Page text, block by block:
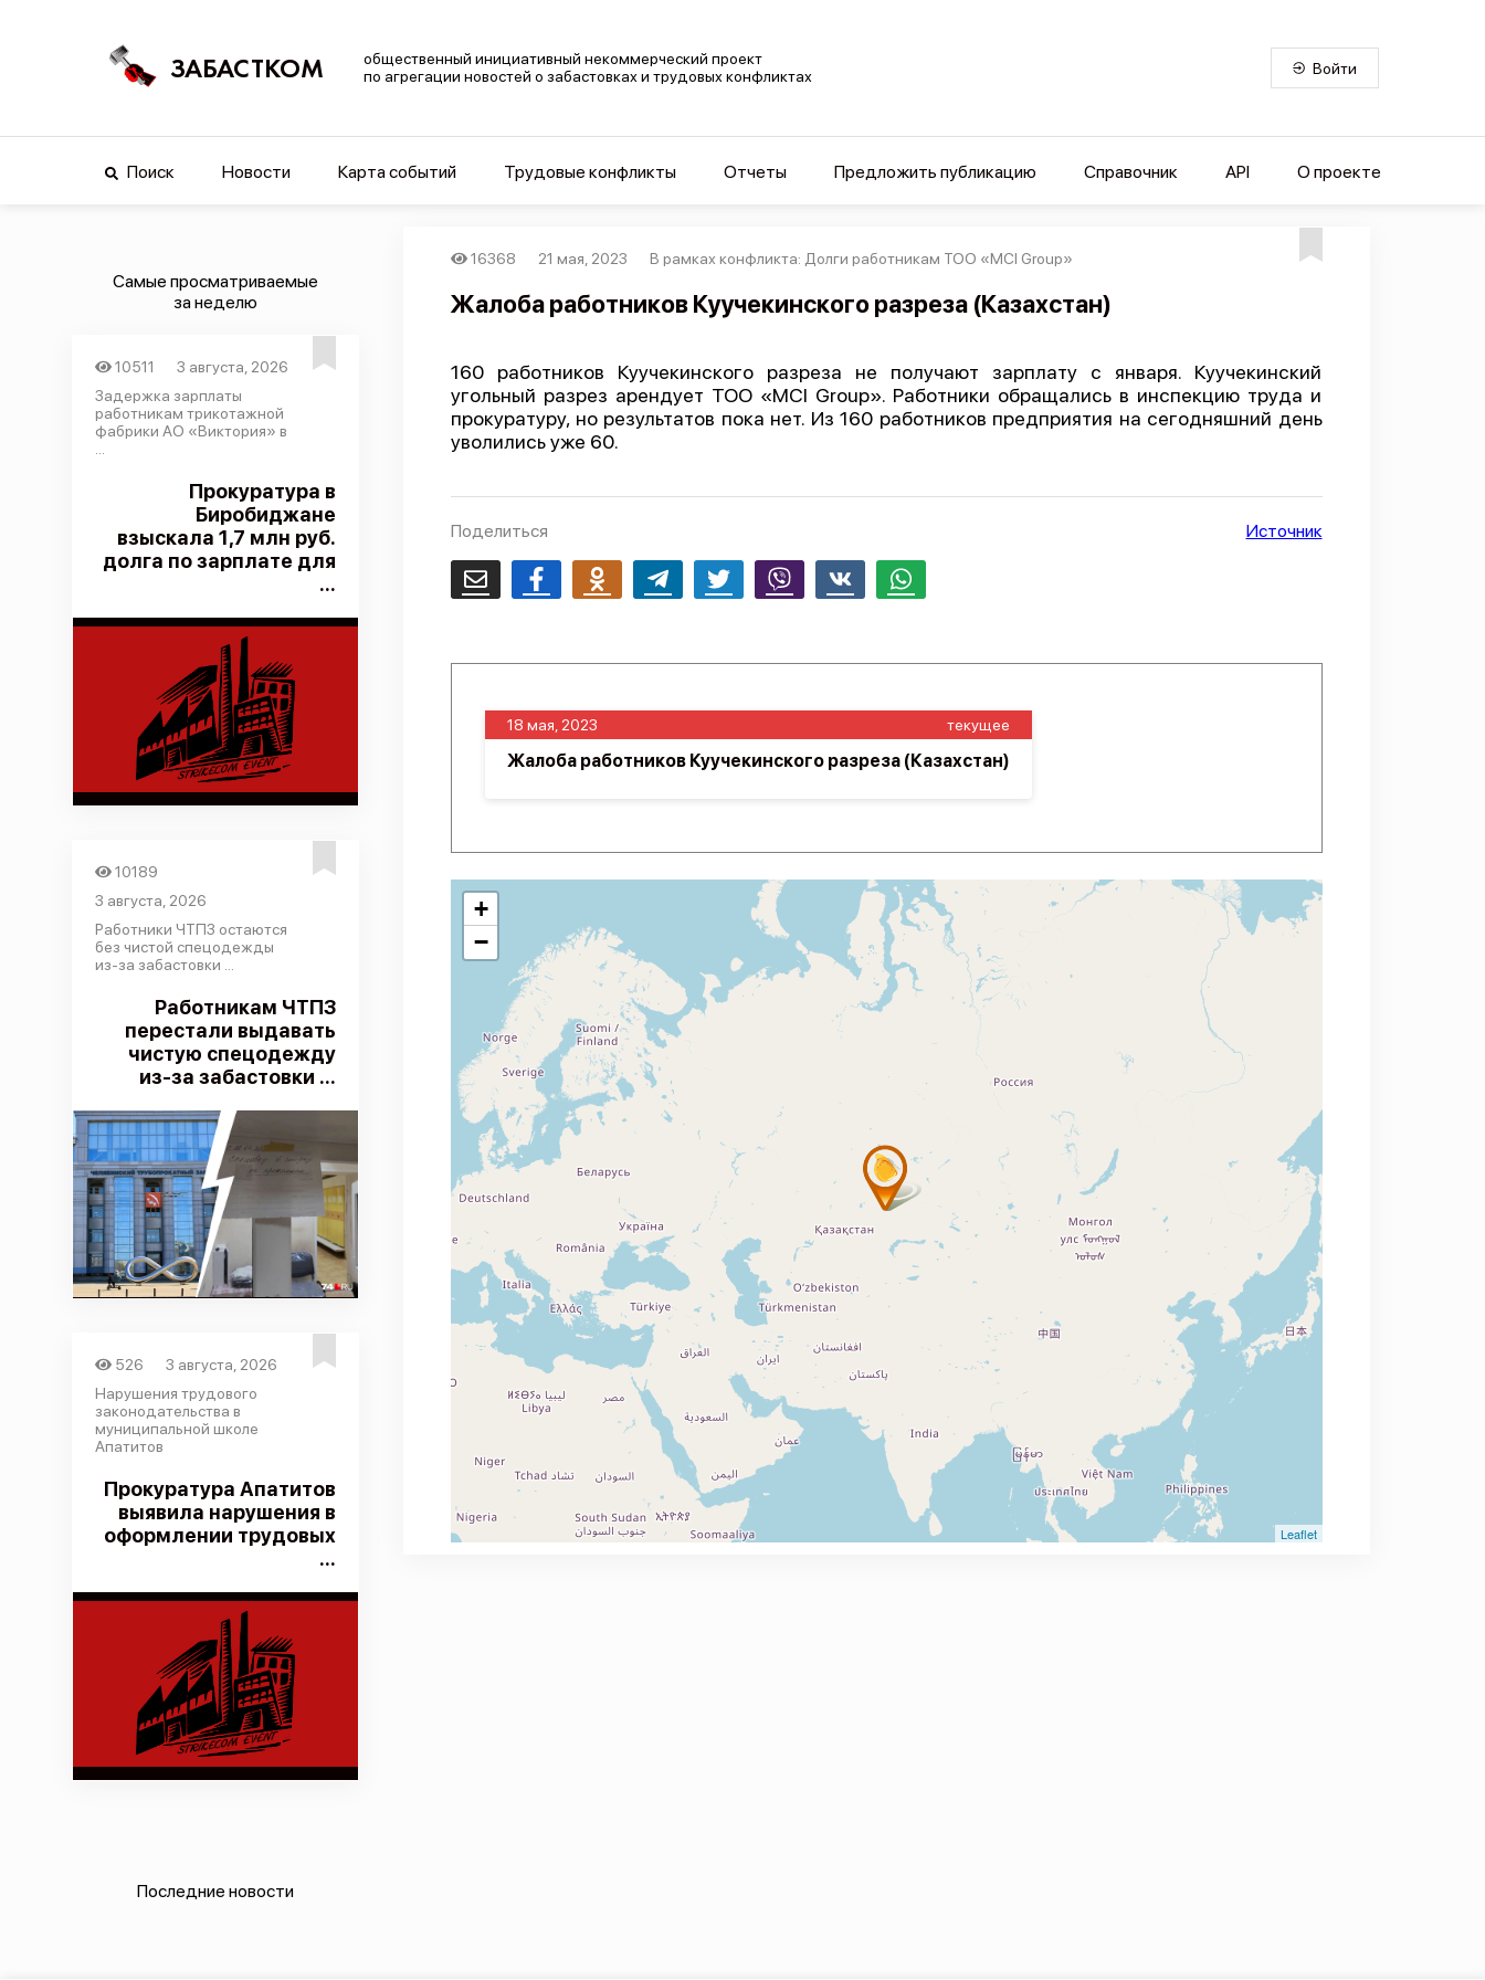
ЗАБАСТКОМ
общественный инициативный некоммерческий проект
по агрегации новостей о забастовках и трудовых конфликтах
Войти
Поиск Новости Карта событий Трудовые конфликты Отчеты Предложить публикацию Справочник API О проекте
Самые просматриваемые
за неделю
10511
3 августа, 2026
Задержка зарплаты
работникам трикотажной
фабрики АО «Виктория» в
Прокуратура в
Биробиджане
взыскала 1,7 млн руб.
долга по зарплате для
...
10189
3 августа, 2026
Работники ЧТПЗ остаются
без чистой спецодежды
из-за забастовки ...
Работникам ЧТПЗ
перестали выдавать
чистую спецодежду
из-за забастовки ...
526
3 августа, 2026
Нарушения трудового
законодательства в
муниципальной школе
Апатитов
Прокуратура Апатитов
выявила нарушения в
оформлении трудовых
...
Последние новости
16368 21 мая, 2023 В рамках конфликта: Долги работникам ТОО «MCI Group»
Жалоба работников Куучекинского разреза (Казахстан)
160 работников Куучекинского разреза не получают зарплату с января. Куучекинский
угольный разрез арендует ТОО «MCI Group». Работники обращались в инспекцию труда и
прокуратуру, но результатов пока нет. Из 160 работников предприятия на сегодняшний день
уволились уже 60.
Поделиться
Email FacebookOdnoklassnikiTelegram Twitter Viber Whatsapp
Источник
18 мая, 2023 текущее
Жалоба работников Куучекинского разреза (Казахстан)
+
−
Leaflet